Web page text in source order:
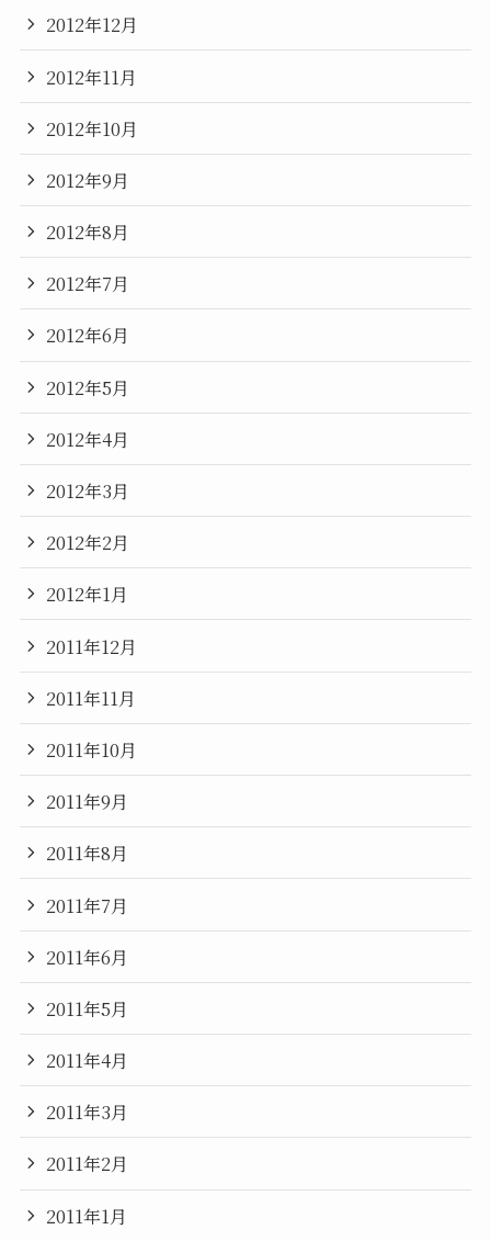
2012年12月
2012年11月
2012年10月
2012年9月
2012年8月
2012年7月
2012年6月
2012年5月
2012年4月
2012年3月
2012年2月
2012年1月
2011年12月
2011年11月
2011年10月
2011年9月
2011年8月
2011年7月
2011年6月
2011年5月
2011年4月
2011年3月
2011年2月
2011年1月